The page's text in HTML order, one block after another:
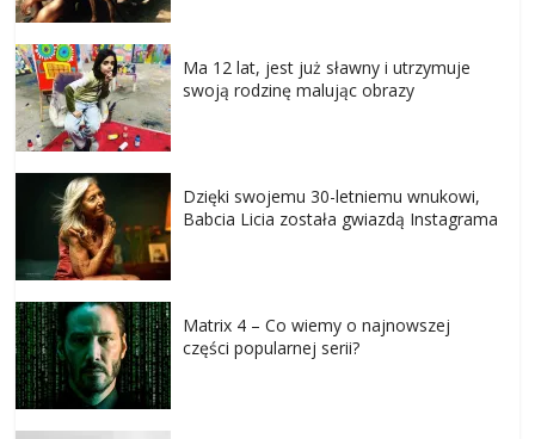
Ma 12 lat, jest już sławny i utrzymuje
swoją rodzinę malując obrazy
Dzięki swojemu 30-letniemu wnukowi,
Babcia Licia została gwiazdą Instagrama
Matrix 4 – Co wiemy o najnowszej
części popularnej serii?